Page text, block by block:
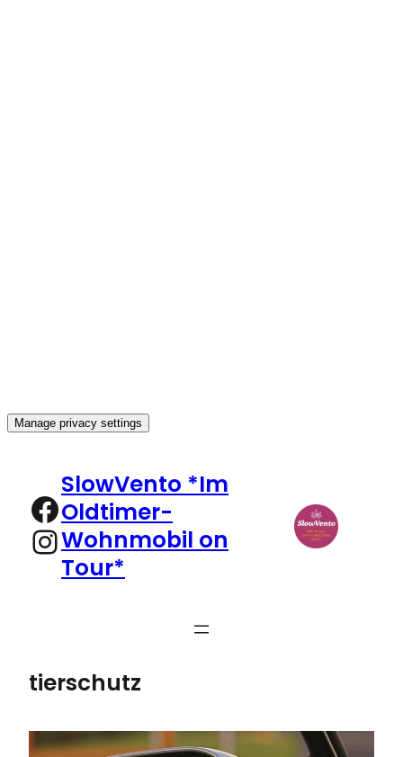
Manage privacy settings
springen
Facebook
Instagram
SlowVento *Im
Oldtimer-
Wohnmobil on
Tour*
tierschutz